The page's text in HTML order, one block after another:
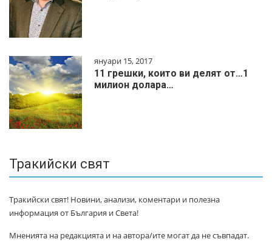
януари 15, 2017
11 грешки, които ви делят от…1
милиoн дoлapa…
Тракийски свят
Тракийски свят! Новини, анализи, коментари и полезна
информация от България и Света!
Мненията на редакцията и на автора/ите могат да не съвпадат.